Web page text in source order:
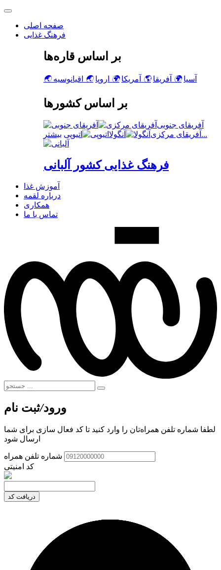
صفحه اصلی
فرهنگ غذایی
بر اساس قاره‌ها
🌏 آسیا 🌍 آفریقا 🌎 آمریکا 🌍 اروپا 🌏 اقیانوسیه
بر اساس کشورها
آفریقای جنوبی
آفریقای مرکزی
آنگولا اتیوپی بیشتر...
فرهنگ غذایی کشور آلبانی
آموزش غذا
درباره لقمه
همکاری
تماس با ما
ورود/ثبت نام
لطفا شماره تلفن همراه‌تان را وارد کنید تا کد فعال سازی برای شما
ارسال شود
کد امنیتی
دریافت کد